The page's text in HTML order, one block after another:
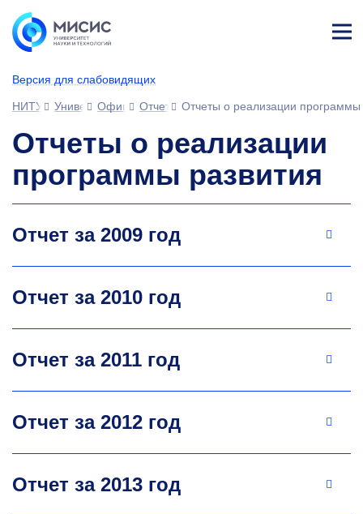
Версия для слабовидящих
ине
НИТУ МИСИСУниверситетОфициальные документы
Отчетная деятельность
Отчеты о реализации программы
Отчеты о реализации
программы развития
Отчет за 2009 год
Отчет за 2010 год
Отчет за 2011 год
Отчет за 2012 год
Отчет за 2013 год